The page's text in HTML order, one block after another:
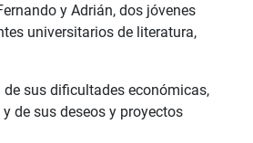
y Adrián, dos jóvenes
universitarios de literatura,
sus dificultades económicas,
de sus deseos y proyectos